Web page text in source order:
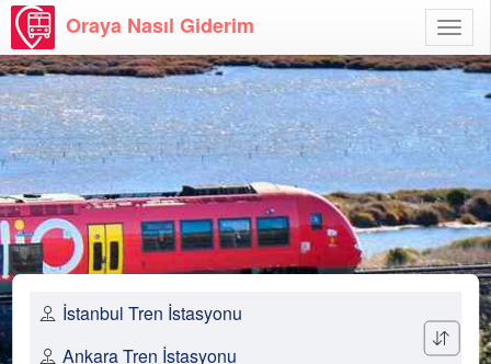
Aç
Oraya Nasıl Giderim